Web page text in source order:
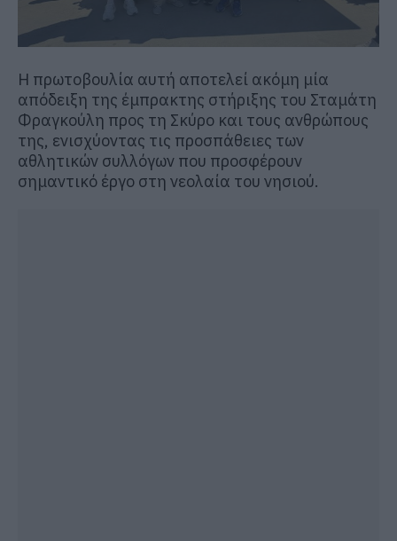
Η πρωτοβουλία αυτή αποτελεί ακόμη μία
απόδειξη της έμπρακτης στήριξης του Σταμάτη
Φραγκούλη προς τη Σκύρο και τους ανθρώπους
της, ενισχύοντας τις προσπάθειες των
αθλητικών συλλόγων που προσφέρουν
σημαντικό έργο στη νεολαία του νησιού.